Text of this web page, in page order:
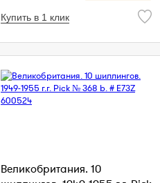
Купить в 1 клик
Великобритания. 10